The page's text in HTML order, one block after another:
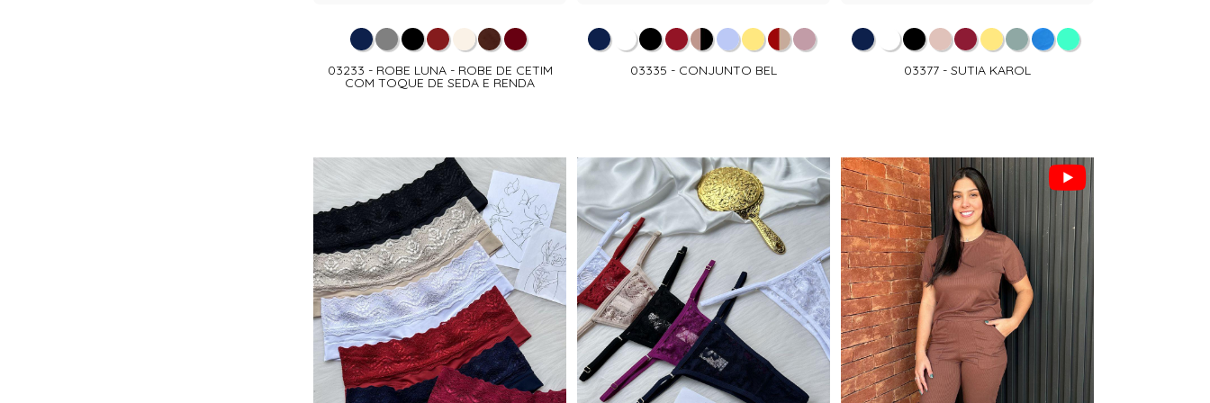
03233 - ROBE LUNA - ROBE DE CETIM
COM TOQUE DE SEDA E RENDA
03335 - CONJUNTO BEL 03377 - SUTIA KAROL